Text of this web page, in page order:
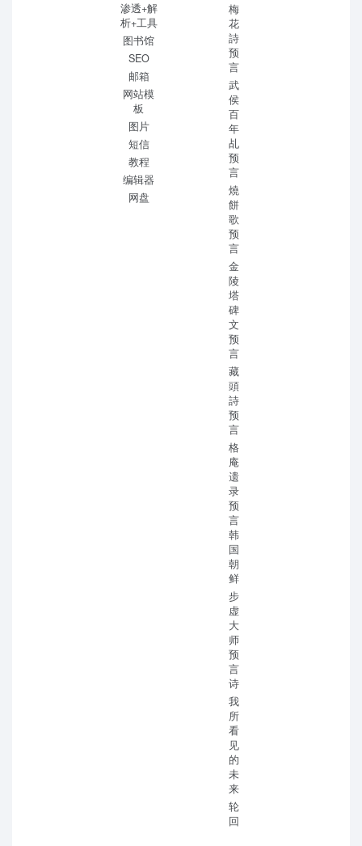
渗透+解
析+工具
图书馆
SEO
邮箱
网站模
板
图片
短信
教程
编辑器
网盘
梅
花
詩
预
言
武
侯
百
年
乩
预
言
燒
餅
歌
预
言
金
陵
塔
碑
文
预
言
藏
頭
詩
预
言
格
庵
遗
录
预
言
韩
国
朝
鲜
步
虚
大
师
预
言
诗
我
所
看
见
的
未
来
轮
回